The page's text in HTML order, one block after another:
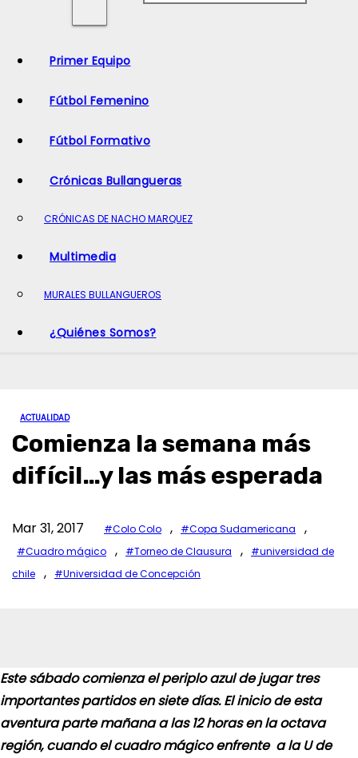
Primer Equipo
Fútbol Femenino
Fútbol Formativo
Crónicas Bullangueras
CRÓNICAS DE NACHO MARQUEZ
Multimedia
MURALES BULLANGUEROS
¿Quiénes Somos?
ACTUALIDAD
Comienza la semana más
difícil…y las más esperada
Mar 31, 2017 #Colo Colo , #Copa Sudamericana ,
#Cuadro mágico , #Torneo de Clausura ,
#universidad de
chile
, #Universidad de Concepción
Este sábado comienza el periplo azul de jugar tres
importantes partidos en siete días. El inicio de esta
aventura parte mañana a las 12 horas en la octava
región, cuando el cuadro mágico enfrente a la U de